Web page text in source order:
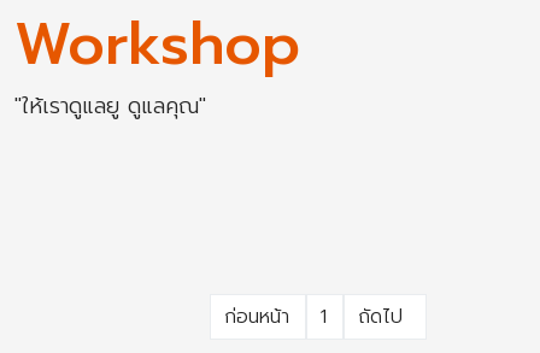
Workshop
"ให้เราดูแลยู ดูแลคุณ"
ก่อนหน้า 1 ถัดไป